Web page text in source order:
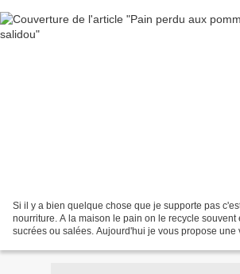
Si il y a bien quelque chose que je supporte pas
nourriture. A la maison le pain on le recycle
sucrées ou salées. Aujourd'hui je vous propose une